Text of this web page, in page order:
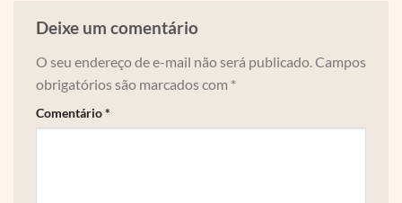
Deixe um comentário
O seu endereço de e-mail não será publicado. Campos
obrigatórios são marcados com *
Comentário*